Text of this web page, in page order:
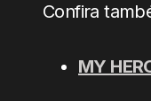
Confira
MY